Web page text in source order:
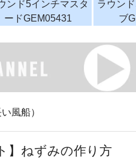
ンド5インチマスタ
ードGEM05431
ラウン
ブ
風船）
】ねずみの作り方